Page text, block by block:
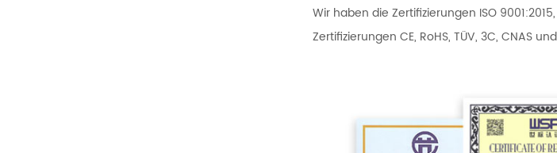
Wir haben die Zertifizierungen ISO
Zertifizierungen CE, RoHS, TÜV, 3C, CNAS